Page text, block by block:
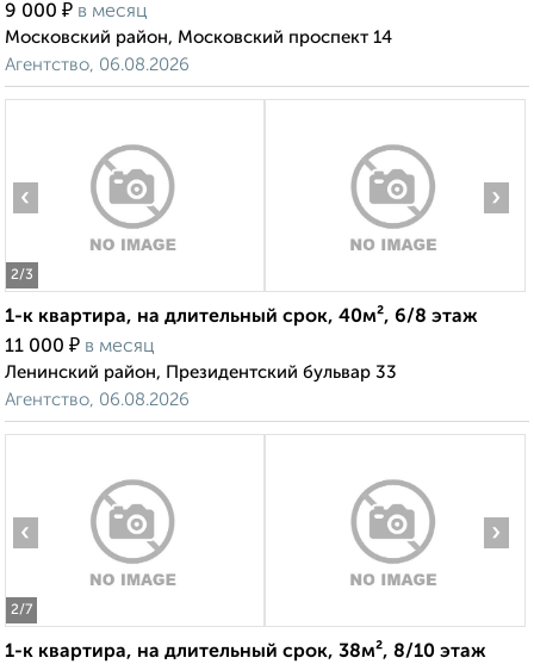
9 000 ₽ в месяц
Московский район, Московский проспект 14
Агентство, 06.08.2026
2/3
‹ ›
1-к квартира, на длительный срок, 40м², 6/8 этаж
11 000 ₽ в месяц
Ленинский район, Президентский бульвар 33
Агентство, 06.08.2026
2/7
‹ ›
1-к квартира, на длительный срок, 38м², 8/10 этаж